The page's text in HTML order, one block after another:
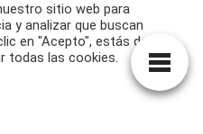
sitio web para
y analizar que buscan
en "Acepto", estás dando
todas las cookies.